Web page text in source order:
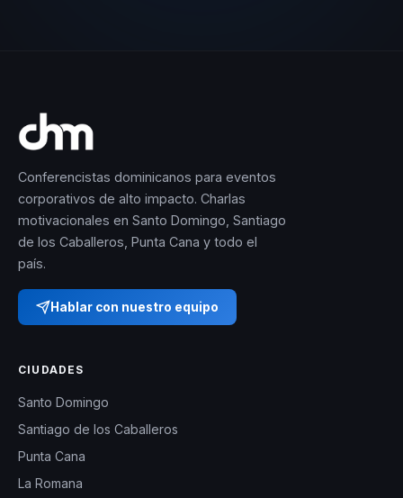
Conferencistas dominicanos para eventos
corporativos de alto impacto. Charlas
motivacionales en Santo Domingo, Santiago
de los Caballeros, Punta Cana y todo el
país.
Hablar con nuestro equipo
CIUDADES
Santo Domingo
Santiago de los Caballeros
Punta Cana
La Romana